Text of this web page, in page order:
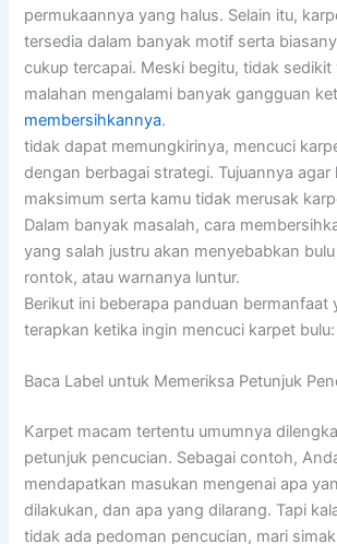
permukaannya yang halus. Selain itu,
tersedia dalam banyak motif serta
cukup tercapai. Meski begitu, tidak
malahan mengalami banyak gangguan
membersihkannya.
tidak dapat memungkirinya, mencuci
dengan berbagai strategi. Tujuannya agar
maksimum serta kamu tidak merusak
Dalam banyak masalah, cara
yang salah justru akan menyebabkan
rontok, atau warnanya luntur.
Berikut ini beberapa panduan bermanfaat
terapkan ketika ingin mencuci karpet bulu:
Baca Label untuk Memeriksa Petunjuk
Karpet macam tertentu umumnya
petunjuk pencucian. Sebagai contoh,
mendapatkan masukan mengenai apa
dilakukan, dan apa yang dilarang. Tapi
tidak ada pedoman pencucian, mari